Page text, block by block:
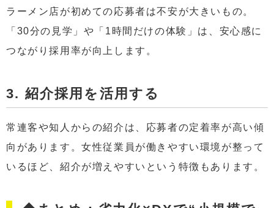
ラーメン店が初めての応募者は不安が大きいもの。
「30分の見学」や「1時間だけの体験」は、安心感に
つながり採用率が向上します。
3. 紹介採用を活用する
常連客や知人からの紹介は、応募者の定着率が高い傾
向があります。女性従業員が働きやすい環境が整って
いるほど、紹介が増えやすいという特徴もあります。